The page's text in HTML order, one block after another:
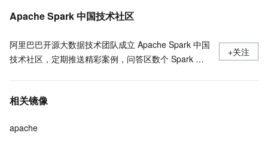
Apache Spark 中国技术社区
阿里巴巴开源大数据技术团队成立 Apache Spark 中国
技术社区，定期推送精彩案例，问答区数个 Spark 技
+关注
相关镜像
apache